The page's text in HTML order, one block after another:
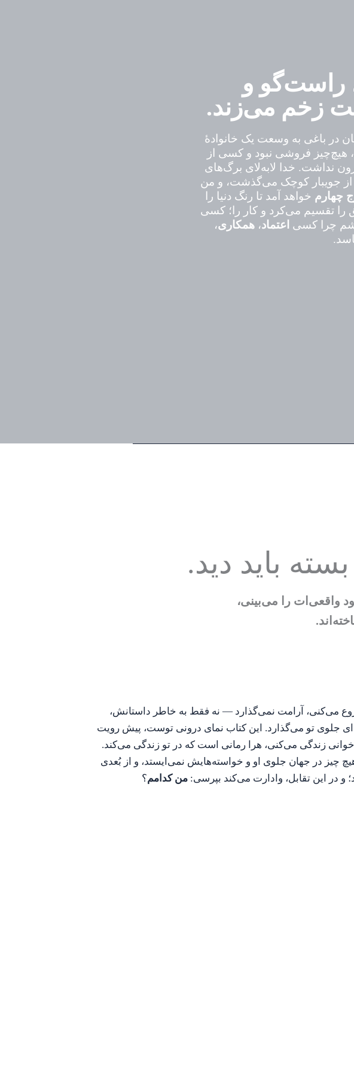
راست‌گو و
زخم می‌زند.
در باغی به وسعت یک خانوادهٔ
هیچ‌چیز فروشی نبود و کسی از
نداشت. خدا لابه‌لای برگ‌های
جویبار کوچک می‌گذشت، و من
چهارم خواهد آمد تا رنگ دنیا را
تقسیم می‌کرد و کار را؛ کسی
چرا کسی اعتماد،همکاری،
باید دید.
واقعی‌ات را می‌بینی،
می‌کنی، آرامت نمی‌گذارد — نه فقط به خاطر داستانش،
جلوی تو می‌گذارد. این کتاب نمای درونی توست، پیش رویت
زندگی می‌کنی، هرا رمانی است که در تو زندگی می‌کند.
در جهان جلوی او و خواسته‌هایش نمی‌ایستد، و از بُعدی
در این تقابل، وادارت می‌کند بپرسی: من کدامم؟